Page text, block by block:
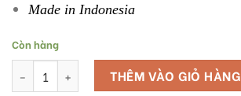
Made in Indonesia
Còn hàng
Bộ loa Yamaha VS4 cho quán cà phê số lượng
THÊM VÀO GIỎ HÀNG